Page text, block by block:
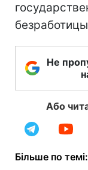
Не
Або
Більше по темі: